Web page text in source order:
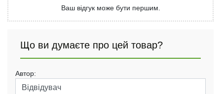
Ваш відгук може бути першим.
Що ви думаєте про цей товар?
Автор: